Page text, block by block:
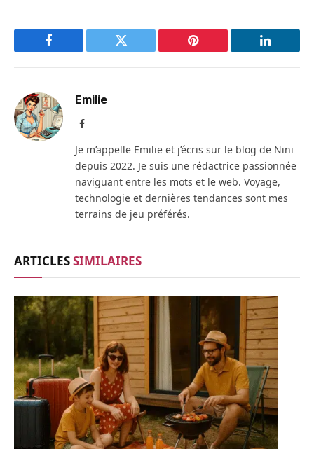
Facebook Twitter Pinterest LinkedIn
Emilie
Facebook
Je m’appelle Emilie et j’écris sur le blog de Nini
depuis 2022. Je suis une rédactrice passionnée
naviguant entre les mots et le web. Voyage,
technologie et dernières tendances sont mes
terrains de jeu préférés.
ARTICLESSIMILAIRES